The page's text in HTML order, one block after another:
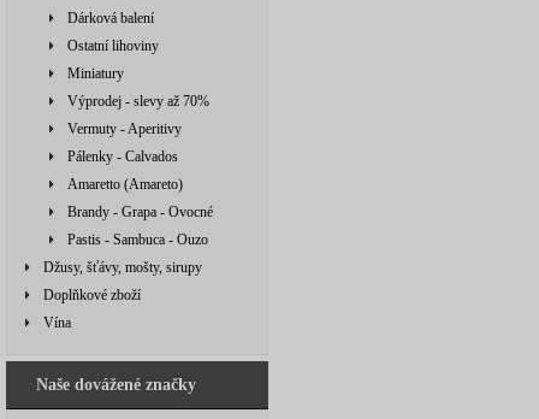
Dárková balení
Ostatní lihoviny
Miniatury
Výprodej - slevy až 70%
Vermuty - Aperitivy
Pálenky - Calvados
Amaretto (Amareto)
Brandy - Grapa - Ovocné
Pastis - Sambuca - Ouzo
Džusy, šťávy, mošty, sirupy
Doplňkové zboží
Vína
Naše dovážené značky